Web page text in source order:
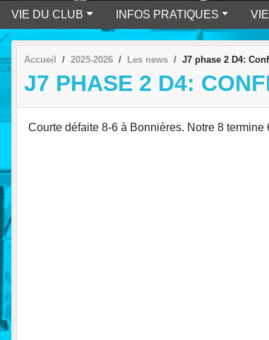
VIE DU CLUB INFOS PRATIQUES
Accueil 2025-2026 Les news J7 phase 2 D4:
J7 PHASE 2 D4:
Courte défaite 8-6 à Bonnières. Notre 8